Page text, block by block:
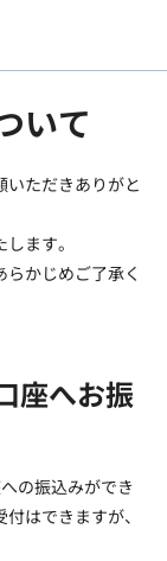
いて
ただきありがと
ます。
かじめご了承く
座へお振
の振込みができ
はできますが、